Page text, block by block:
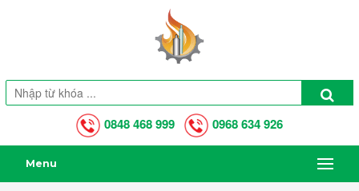
0848 468 999 0968 634 926
Menu